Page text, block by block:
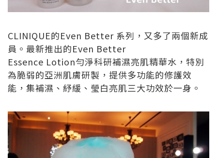
CLINIQUE的Even Better 系列，又多了兩個新成
員。最新推出的Even Better
Essence Lotion勻淨科研補濕亮肌精華水，特別
為脆弱的亞洲肌膚研製，提供多功能的修護效
能，集補濕、紓緩、瑩白亮肌三大功效於一身。